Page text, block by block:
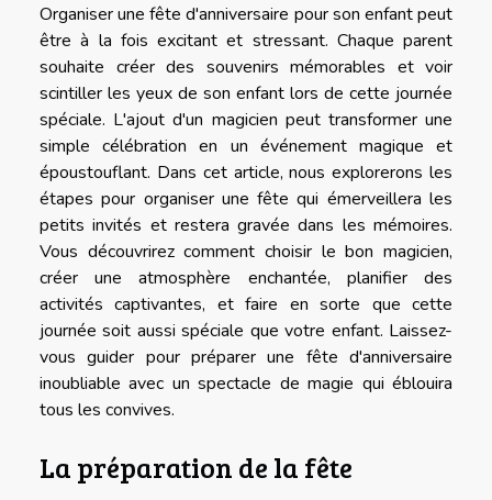
Organiser une fête d'anniversaire pour son enfant peut
être à la fois excitant et stressant. Chaque parent
souhaite créer des souvenirs mémorables et voir
scintiller les yeux de son enfant lors de cette journée
spéciale. L'ajout d'un magicien peut transformer une
simple célébration en un événement magique et
époustouflant. Dans cet article, nous explorerons les
étapes pour organiser une fête qui émerveillera les
petits invités et restera gravée dans les mémoires.
Vous découvrirez comment choisir le bon magicien,
créer une atmosphère enchantée, planifier des
activités captivantes, et faire en sorte que cette
journée soit aussi spéciale que votre enfant. Laissez-
vous guider pour préparer une fête d'anniversaire
inoubliable avec un spectacle de magie qui éblouira
tous les convives.
La préparation de la fête